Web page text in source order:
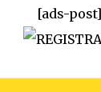
[ads-post]